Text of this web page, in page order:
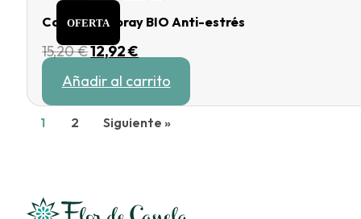
OFERTA
Calmigem Spray BIO Anti-estrés
15,20€El
original
era:
15,20 €.
12,92€
actual
es:
12,92 €.
Añadir al carrito
1 2 Siguiente »